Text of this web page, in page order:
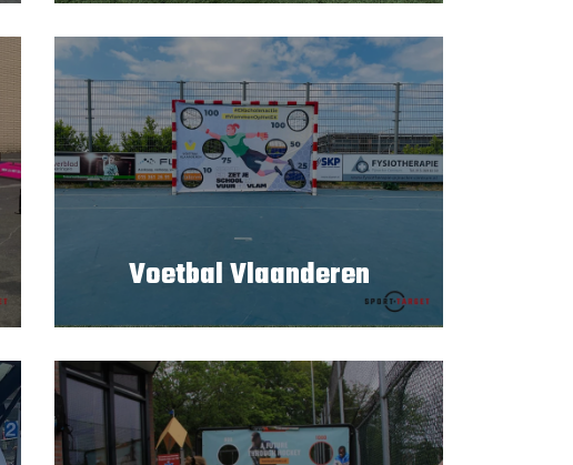
Voetbal Vlaanderen